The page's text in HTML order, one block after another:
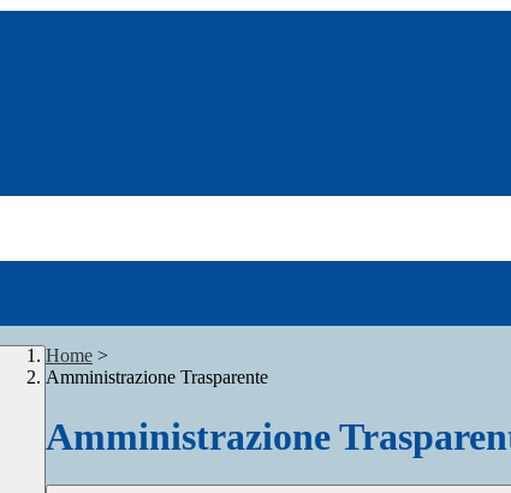
Home >
Amministrazione Trasparente
Amministrazione